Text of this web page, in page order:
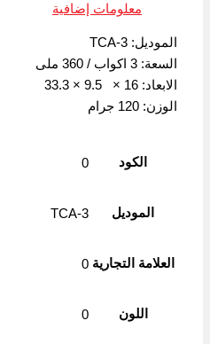
معلومات إضافية
الموديل: ‎TCA-3
السعة: 3 اكواب / 360 ملى
الابعاد: 16 × 9.5 × 33.3
الوزن: 120 جرام
الكود 0
الموديل ‎TCA-3
العلامة التجارية 0
اللون 0